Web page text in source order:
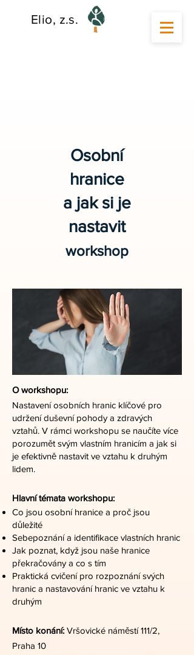
Elio, z.s.
Osobní
hranice
a jak si je
nastavit
workshop
O workshopu:
Nastavení osobních hranic klíčové pro
udržení duševní pohody a zdravých
vztahů. V rámci workshopu se naučíte více
porozumět svým vlastním hranicím a jak si
je efektivně nastavit ve vztahu k druhým
lidem.
Hlavní témata workshopu:
Co jsou osobní hranice a proč jsou
důležité
Sebepoznání a identifikace vlastních hranic
Jak poznat, když jsou naše hranice
překračovány a co s tím
Praktická cvičení pro rozpoznání svých
hranic a nastavování hranic ve vztahu k
druhým
Místo konání: Vršovické náměstí 111/2,
Praha 10